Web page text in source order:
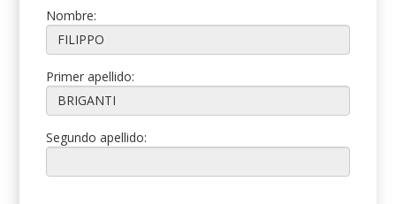
Nombre:
Primer apellido:
Segundo apellido: